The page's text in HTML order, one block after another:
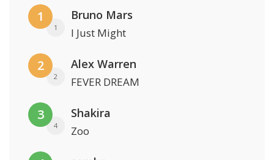
1
1
Bruno Mars
I Just Might
2
2
Alex Warren
FEVER DREAM
3
4
Shakira
Zoo